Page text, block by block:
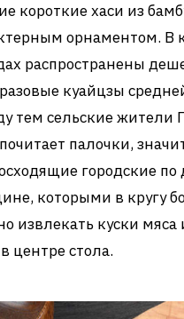
короткие хаси из
орнаментом. В
распространены
куайцзы
тем сельские жители
палочки,
городские
которыми в кругу
извлекать куски
центре стола.